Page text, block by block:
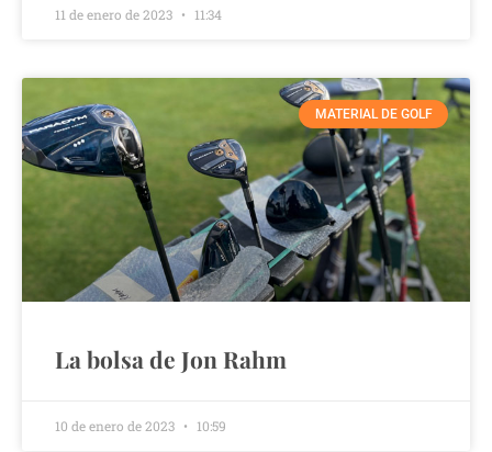
11 de enero de 2023 11:34
MATERIAL DE GOLF
La bolsa de Jon Rahm
10 de enero de 2023 10:59